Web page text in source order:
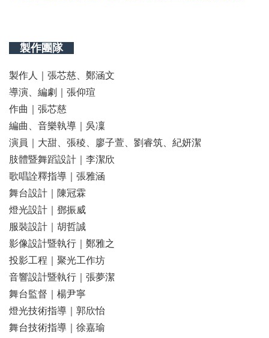
製作團隊
製作人｜張芯慈、鄭涵文
導演、編劇｜張仰瑄
作曲｜張芯慈
編曲、音樂執導｜吳凜
演員｜大甜、張稜、廖子萱、劉睿筑、紀妍潔
肢體暨舞蹈設計｜李潔欣
歌唱詮釋指導｜張雅涵
舞台設計｜陳冠霖
燈光設計｜鄧振威
服裝設計｜胡哲誠
影像設計暨執行｜鄭雅之
投影工程｜聚光工作坊
音響設計暨執行｜張夢潔
舞台監督｜楊尹寧
燈光技術指導｜郭欣怡
舞台技術指導｜徐嘉瑜